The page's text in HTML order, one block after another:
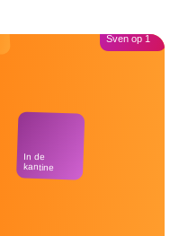
In de
kantine
Sven op 1